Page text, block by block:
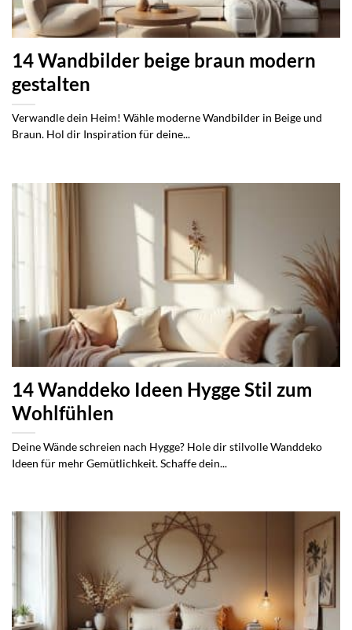
14 Wandbilder beige braun modern
gestalten
Verwandle dein Heim! Wähle moderne Wandbilder in Beige und
Braun. Hol dir Inspiration für deine...
14 Wanddeko Ideen Hygge Stil zum
Wohlfühlen
Deine Wände schreien nach Hygge? Hole dir stilvolle Wanddeko
Ideen für mehr Gemütlichkeit. Schaffe dein...